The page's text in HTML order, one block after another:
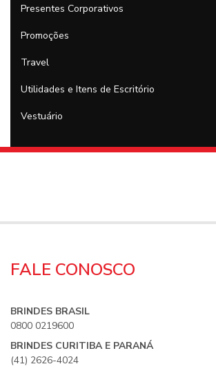
Presentes Corporativos
Promoções
Travel
Utilidades e Itens de Escritório
Vestuário
FALE CONOSCO
BRINDES BRASIL
0800 0219600
BRINDES CURITIBA E PARANÁ
(41) 2626-4024